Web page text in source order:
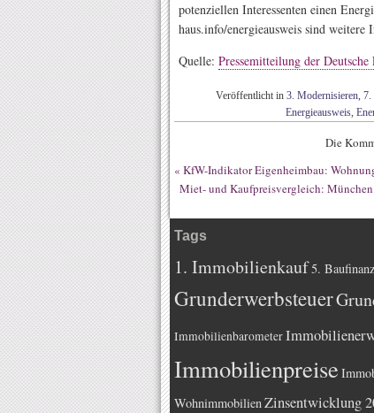
potenziellen Interessenten einen
haus.info/energieausweis sind
Quelle: Pressemitteilung der
Veröffentlicht in 3. Modernisieren, 7.
Energieausweis,
Die
« KfW-Indikator Eigenheimbau:
Miet- und Kaufpreisvergleich:
Tags
1. Immobilienkauf5.
Grunderwerbsteuer
Immobilienbarometer
Immobilienpreise
WohnimmobilienZinsentwicklung